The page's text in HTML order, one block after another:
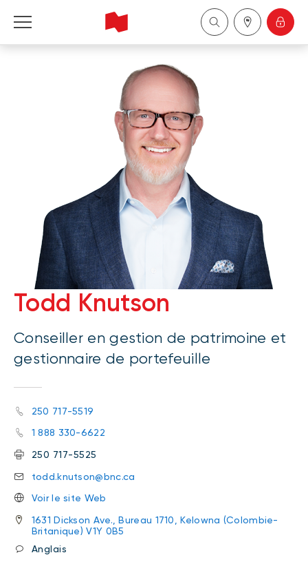
Todd Knutson
Conseiller en gestion de patrimoine et
gestionnaire de portefeuille
250 717-5519
1 888 330-6622
250 717-5525
todd.knutson@bnc.ca
Voir le site Web
1631 Dickson Ave., Bureau 1710, Kelowna (Colombie-
Britanique) V1Y 0B5
Anglais